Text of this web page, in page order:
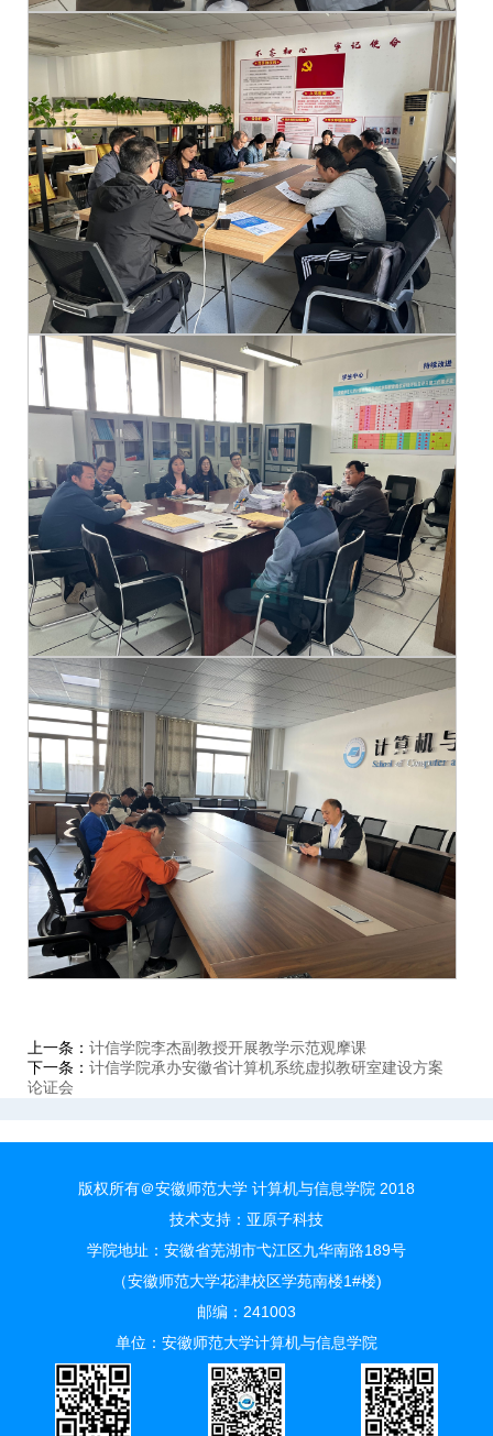
上一条： 计信学院李杰副教授开展教学示范观摩课
下一条： 计信学院承办安徽省计算机系统虚拟教研室建设方案
论证会
版权所有＠安徽师范大学 计算机与信息学院 2018
技术支持： 亚原子科技
学院地址：安徽省芜湖市弋江区九华南路189号
（安徽师范大学花津校区学苑南楼1#楼)
邮编：241003
单位：安徽师范大学计算机与信息学院